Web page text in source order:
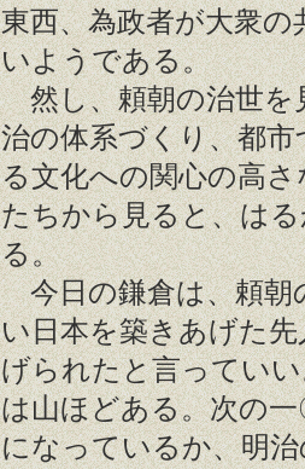
東西、為政者が大衆
いようである。
然し、頼朝の治世を
治の体系づくり、都
る文化への関心の高
たちから見ると、は
る。
今日の鎌倉は、頼朝
い日本を築きあげた
げられたと言ってい
は山ほどある。次の
になっているか、明